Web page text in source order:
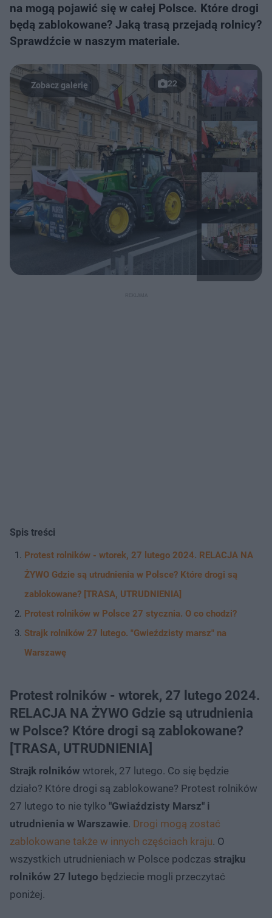
na mogą pojawić się w całej Polsce. Które drogi
będą zablokowane? Jaką trasą przejadą rolnicy?
Sprawdźcie w naszym materiale.
22
Spis treści
Protest rolników - wtorek, 27 lutego 2024. RELACJA NA
ŻYWO Gdzie są utrudnienia w Polsce? Które drogi są
zablokowane? [TRASA, UTRUDNIENIA]
Protest rolników w Polsce 27 stycznia. O co chodzi?
Strajk rolników 27 lutego. "Gwieździsty marsz" na
Warszawę
Protest rolników - wtorek, 27 lutego 2024.
RELACJA NA ŻYWO Gdzie są utrudnienia
w Polsce? Które drogi są zablokowane?
[TRASA, UTRUDNIENIA]
Strajk rolników wtorek, 27 lutego. Co się będzie
działo? Które drogi są zablokowane? Protest rolników
27 lutego to nie tylko "Gwiaździsty Marsz" i
utrudnienia w Warszawie. Drogi mogą zostać
zablokowane także w innych częściach kraju. O
wszystkich utrudnieniach w Polsce podczas strajku
rolników 27 lutego będziecie mogli przeczytać
poniżej.